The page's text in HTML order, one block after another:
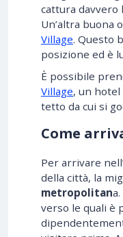
cattura davvero
Un’altra buona
Village. Questo
posizione ed è
È possibile
Village, un hotel
tetto da cui si
Come
Per arrivare
della città, la
metropolitan
verso le quali è